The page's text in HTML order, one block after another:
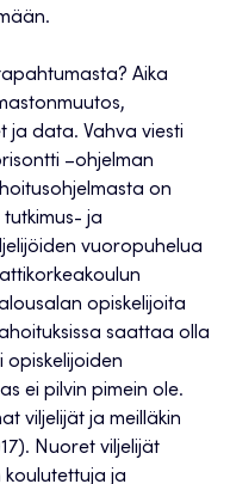
Aika
ja data. Vahva viesti
–ohjelman
on
ja
vuoropuhelua
opiskelijoita
saattaa olla
opiskelijoiden
ei pilvin pimein ole.
viljelijät ja meilläkin
Nuoret viljelijät
ja